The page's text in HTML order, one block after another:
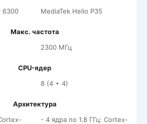
6300
MediaTek Helio P35
Макс. частота
2300 МГц
CPU-ядер
8 (4 + 4)
Архитектура
- 4 ядра по 1.8 ГГц: Cortex-